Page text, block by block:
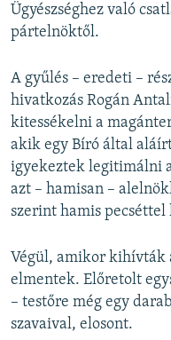
Ügyészséghez való
pártelnöktől.
A gyűlés – eredeti –
hivatkozás Rogán
kitessékelni a
akik egy Bíró által
igyekeztek legitimálni
azt – hamisan –
szerint hamis
Végül, amikor kihívták
elmentek. Előretolt
– testőre még egy
szavaival, elosont.